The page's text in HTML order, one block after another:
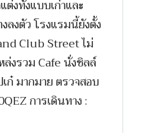
ต่งทั้งแบบเก่าและ
ลงตัว โรงแรมนี้ยังตั้ง
Club Street ไม่
งรวม‪ Cafe นั่งชิลล์
ก๋ มากมาย ตรวจสอบ
การเดินทาง :